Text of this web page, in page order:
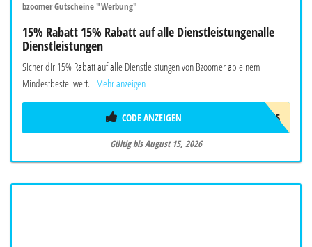
bzoomer Gutscheine "Werbung"
15% Rabatt 15% Rabatt auf alle Dienstleistungenalle
Dienstleistungen
Sicher dir 15% Rabatt auf alle Dienstleistungen von Bzoomer ab einem
Mindestbestellwert... Mehr anzeigen
SMR15
CODE ANZEIGEN
Gültig bis August 15, 2026